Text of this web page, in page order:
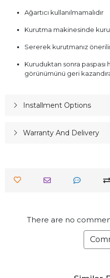
Ağartıcı kullanılmamalıdır
Kurutma makinesinde
Sererek kurutmanız
Kuruduktan sonra paspası
görünümünü geri
Installment Options
Warranty And Delivery
There are no